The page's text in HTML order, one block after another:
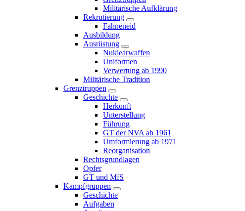
Militärische Aufklärung
Rekrutierung
Fahneneid
Ausbildung
Ausrüstung
Nuklearwaffen
Uniformen
Verwertung ab 1990
Militärische Tradition
Grenztruppen
Geschichte
Herkunft
Unterstellung
Führung
GT der NVA ab 1961
Umformierung ab 1971
Reorganisation
Rechtsgrundlagen
Opfer
GT und MfS
Kampfgruppen
Geschichte
Aufgaben